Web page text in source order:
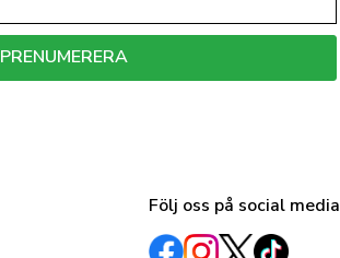
Följ oss på social media
PRENUMERERA